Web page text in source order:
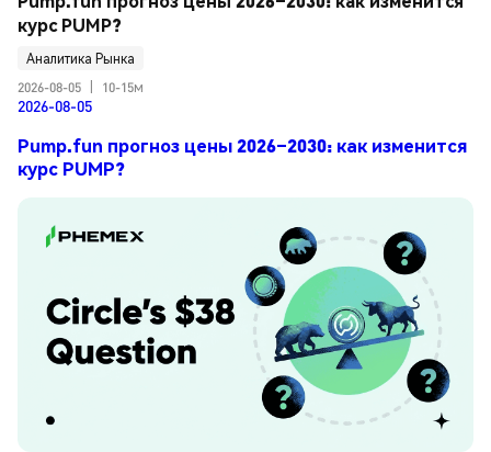
курс PUMP?
Аналитика Рынка
2026-08-05
10-15м
2026-08-05
Pump.fun прогноз цены 2026–2030: как изменится
курс PUMP?